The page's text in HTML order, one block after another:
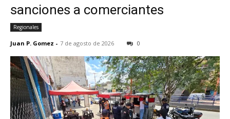
sanciones a comerciantes
Regionales
Juan P. Gomez - 7 de agosto de 2026 0